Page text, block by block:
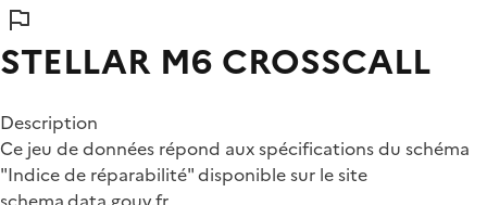
STELLAR M6 CROSSCALL
Description
Ce jeu de données répond aux spécifications du schéma
"Indice de réparabilité" disponible sur le site